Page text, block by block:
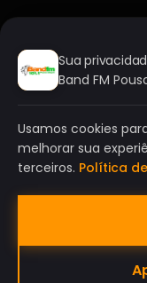
A
Sua
Band FM
Usamos cookies
melhorar sua
terceiros. Política